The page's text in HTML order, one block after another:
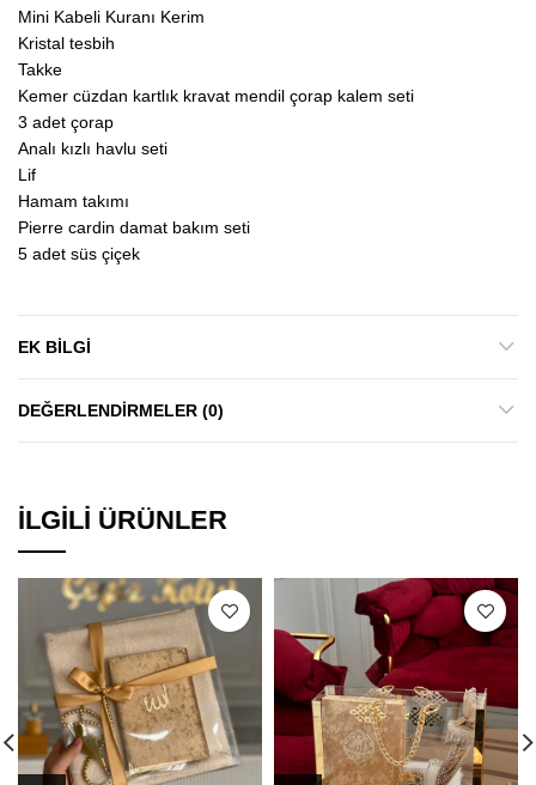
Mini Kabeli Kuranı Kerim
Kristal tesbih
Takke
Kemer cüzdan kartlık kravat mendil çorap kalem seti
3 adet çorap
Analı kızlı havlu seti
Lif
Hamam takımı
Pierre cardin damat bakım seti
5 adet süs çiçek
EK BILGI
DEĞERLENDIRMELER (0)
İLGILI ÜRÜNLER